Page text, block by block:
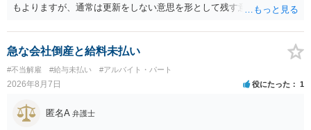
もよりますが、通常は更新をしない意思を形として残す意味で、書面
の確保の他に何か企業側にメリットがあるのでしょうか？ →企業側の
メリットは分かりかねますが、ご質問者様が業務を受託する側のお立
場であれば、自動更新で契約が延長されると、企業側は報酬を支払う
義務を負うことになるので（ご質問者様も業務を提供する義務を負
う）、放置をすることは望ましい状態ではないと思料いたします。
急な会社倒産と給料未払い
#不当解雇 #給与未払い #アルバイト・パート
2026年8月7日 役にたった 1
匿名A 弁護士